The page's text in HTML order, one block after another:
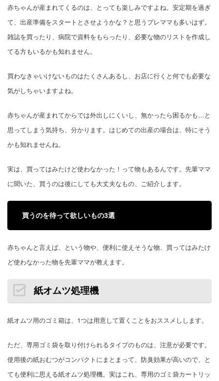
赤ちゃんが産まれてくるのは、とっても楽しみですよね。安定期を過ぎ
て、出産準備をスタートとさせようかな？と思うプレママも多いはず。
雑誌を買ったり、病院で資料をもらったり、必要な物のリストを作成し
てる方もいるかも知れません。
買わなきゃいけないものはたくさんあるし、お店に行くと何でも必要な
気がしちゃいますよね。
赤ちゃんが産まれてからでは外出しにくいし、無かったら困るかも…と
思ってしまう気持ち、分かります。はじめての出産の場合は、特にそう
かも知れませんね。
実は、買ってはみたけど使わなかった！って物もあるんです。先輩ママ
に聞いた、買うのは後にしても大丈夫なもの、ご紹介します。
買うのを待って欲しいもの3選
赤ちゃんと言えば、という物や、便利に使えそうな物、買ってはみたけ
ど使わなかった物を先輩ママが教えます。
紙オムツ処理機
紙オムツ用のゴミ箱は、1つは用意して置くことをおススメしします。
ただ、専用ゴミ袋を取り付けられるタイプのものは、注意が必要です。
使用後の紙おむつがコンパクトにまとまって、防臭効果が高いので、と
ても便利に思える紙オムツ処理機。実はこれ、専用のゴミ袋カートリッ